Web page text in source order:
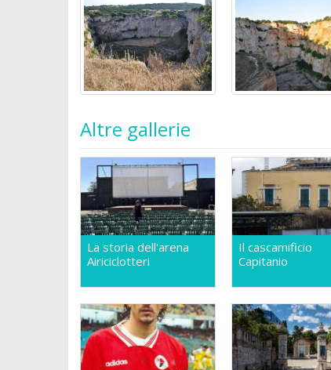
Altre gallerie
La storia dell'arena
Airiciclotteri
Il cascamificio
Capitanio